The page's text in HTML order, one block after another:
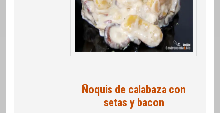
Ñoquis de calabaza con
setas y bacon